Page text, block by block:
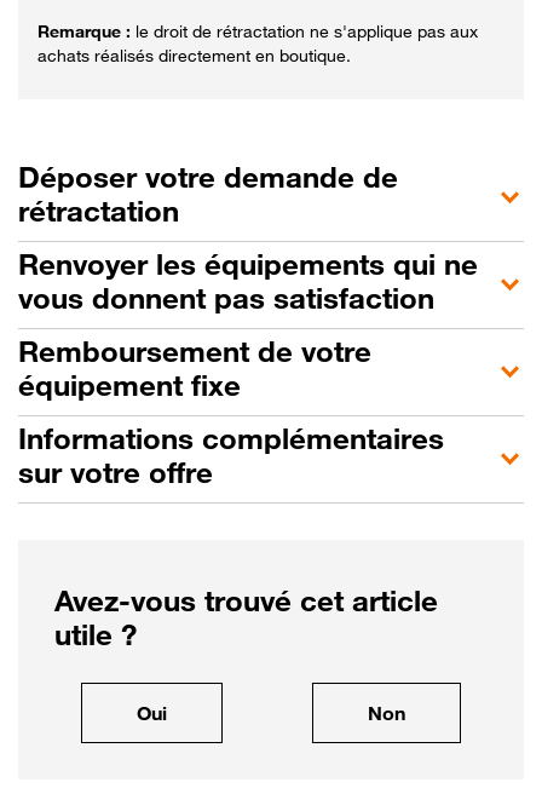
Remarque : le droit de rétractation ne s'applique pas aux
achats réalisés directement en boutique.
Déposer votre demande de
rétractation
Renvoyer les équipements qui ne
vous donnent pas satisfaction
Remboursement de votre
équipement fixe
Informations complémentaires
sur votre offre
Avez-vous trouvé cet article
utile ?
Oui, cet article m'a été utileNon, cet article ne